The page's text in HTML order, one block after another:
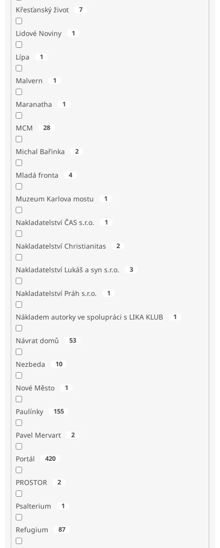
Křesťanský život 7
Lidové Noviny 1
Lípa 1
Malvern 1
Maranatha 1
MCM 28
Michal Bařinka 2
Mladá fronta 4
Muzeum Karlova mostu 1
Nakladatelství ČAS s.r.o. 1
Nakladatelství Christianitas 2
Nakladatelství Lukáš a syn s.r.o. 3
Nakladatelství Práh s.r.o. 1
Nákladem autorky ve spolupráci s LIKA KLUB 1
Návrat domů 53
Nezbeda 10
Nové Město 1
Paulínky 155
Pavel Mervart 2
Portál 420
PROSTOR 2
Psalterium 1
Refugium 87